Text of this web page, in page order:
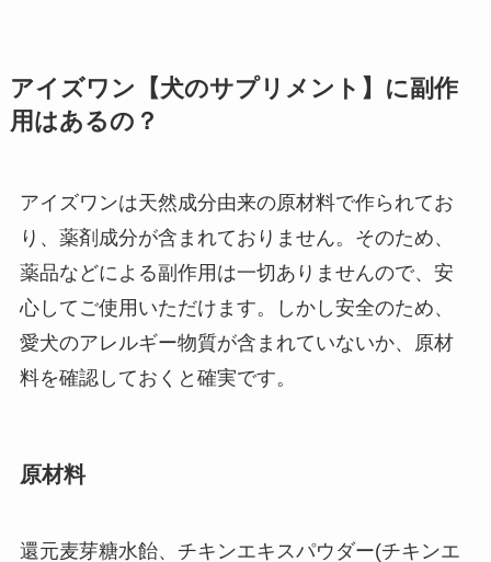
アイズワン【犬のサプリメント】に副作
用はあるの？
アイズワンは天然成分由来の原材料で作られてお
り、薬剤成分が含まれておりません。そのため、
薬品などによる副作用は一切ありませんので、安
心してご使用いただけます。しかし安全のため、
愛犬のアレルギー物質が含まれていないか、原材
料を確認しておくと確実です。
原材料
還元麦芽糖水飴、チキンエキスパウダー(チキンエ